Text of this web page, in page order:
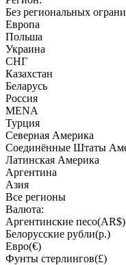
Без региональных
Европа
Польша
Украина
СНГ
Казахстан
Беларусь
Россия
MENA
Турция
Северная Америка
Соединённые Штаты
Латинская Америка
Аргентина
Азия
Все регионы
Валюта:
Аргентинские песо(AR$)
Белорусские рубли(р.)
Евро(€)
Фунты стерлингов(£)